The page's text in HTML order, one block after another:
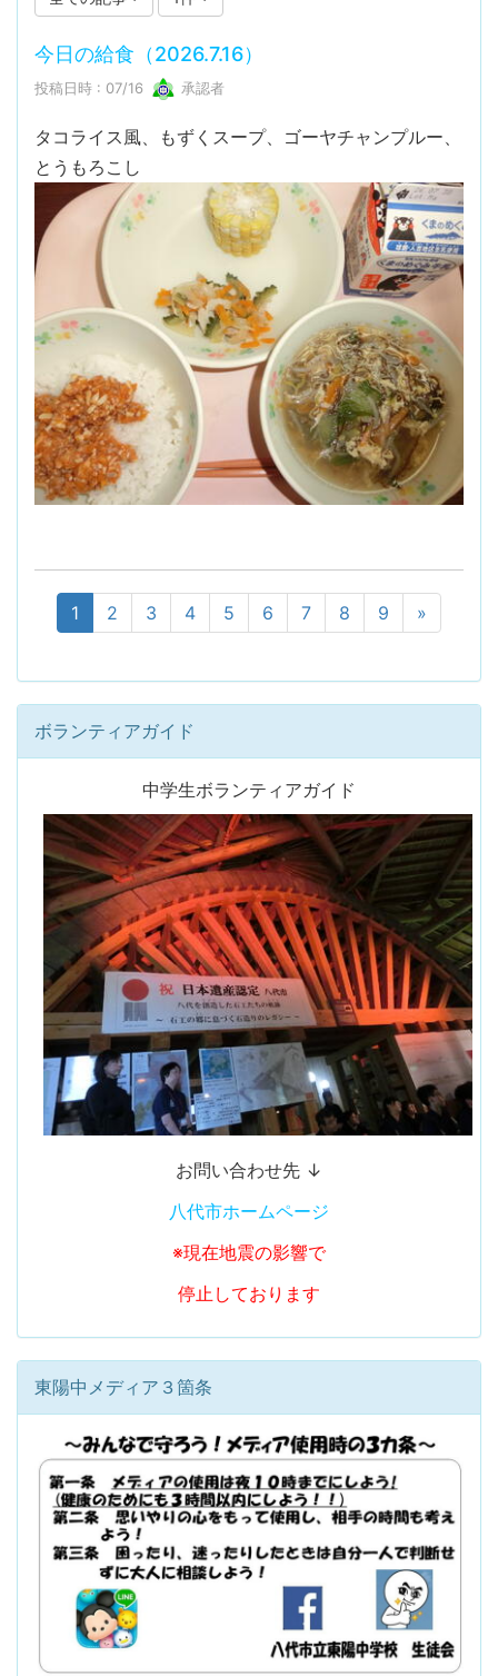
今日の給食（2026.7.16）
投稿日時 : 07/16 承認者
タコライス風、もずくスープ、ゴーヤチャンプルー、
とうもろこし
1 2 3 4 5 6 7 8 9 »
ボランティアガイド
中学生ボランティアガイド
お問い合わせ先 ↓
八代市ホームページ
※現在地震の影響で
停止しております
東陽中メディア３箇条